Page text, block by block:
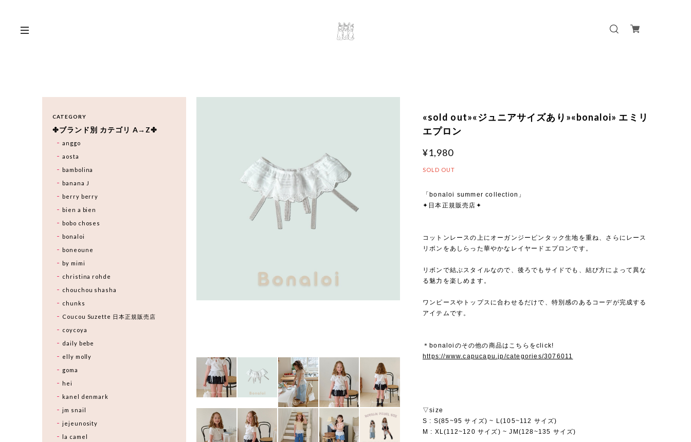
«sold out»«ジュニアサイズあり»«bonaloi» エミリ
エプロン
¥1,980
SOLD OUT
「bonaloi summer collection」
✦日本正規販売店✦
コットンレースの上にオーガンジーピンタック生地を重ね、さらにレース
リボンをあしらった華やかなレイヤードエプロンです。
リボンで結ぶスタイルなので、後ろでもサイドでも、結び方によって異な
る魅力を楽しめます。
ワンピースやトップスに合わせるだけで、特別感のあるコーデが完成する
アイテムです。
＊bonaloiのその他の商品はこちらをclick!
https://www.capucapu.jp/categories/3076011
▽size
S : S(85~95 サイズ) ~ L(105~112 サイズ)
M : XL(112~120 サイズ) ~ JM(128~135 サイズ)
CATEGORY
✤ブランド別 カテゴリ A→Z✤
anggo
aosta
bambolina
banana J
berry berry
bien a bien
bobo choses
bonaloi
boneoune
by mimi
christina rohde
chouchou shasha
chunks
Coucou Suzette 日本正規販売店
coycoya
daily bebe
elly molly
goma
hei
kanel denmark
jm snail
jejeunosity
la camel